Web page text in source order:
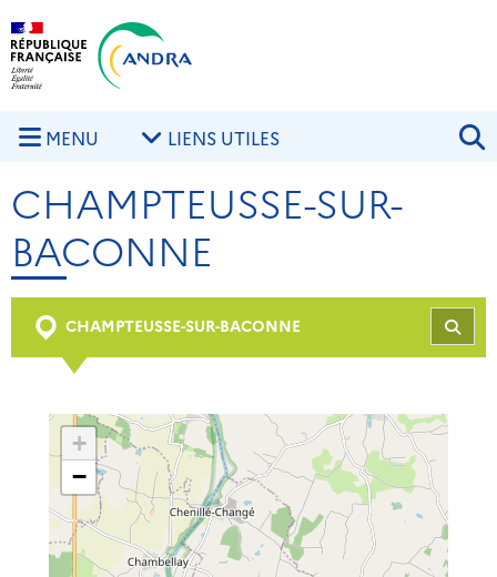
Aller au contenu principal
MENU LIENS UTILES
CHAMPTEUSSE-SUR-
BACONNE
CHAMPTEUSSE-SUR-BACONNE
+
−